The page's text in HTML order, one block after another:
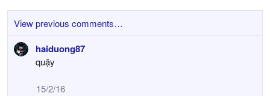
View previous comments…
haiduong87
quậy
15/2/16